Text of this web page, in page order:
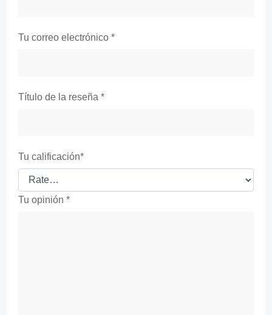
Tu correo electrónico *
Título de la reseña *
Tu calificación*
Tu opinión *